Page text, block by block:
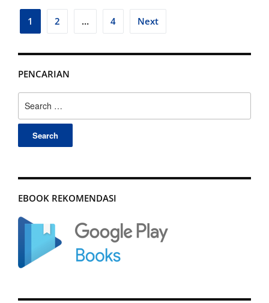
Posts
1 2 … 4 Next
PENCARIAN
for:
EBOOK REKOMENDASI